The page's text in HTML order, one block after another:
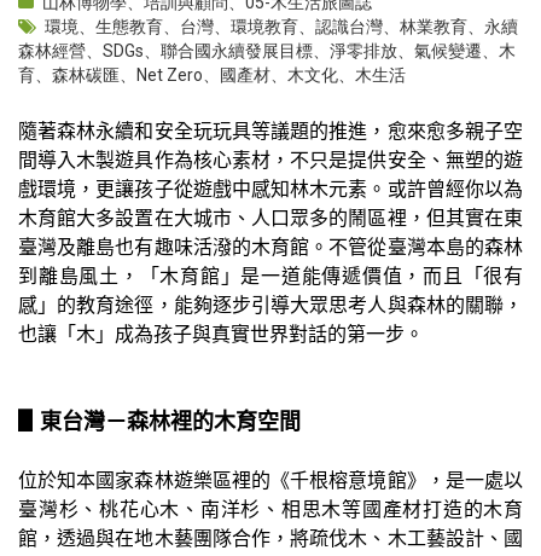
環境
生態教育 台灣 環境教育 認識台灣 林業教育
永續
森林經營
SDGs 聯合國永續發展目標 淨零排放 氣候變遷
木
育
森林碳匯 Net Zero 國產材 木文化 木生活
隨著森林永續和安全玩玩具等議題的推進，愈來愈多親子空
間導入木製遊具作為核心素材，不只是提供安全、無塑的遊
戲環境，更讓孩子從遊戲中感知林木元素。或許曾經你以為
木育館大多設置在大城市、人口眾多的鬧區裡，但其實在東
臺灣及離島也有趣味活潑的木育館。不管從臺灣本島的森林
到離島風土，「木育館」是一道能傳遞價值，而且「很有
感」的教育途徑，能夠逐步引導大眾思考人與森林的關聯，
也讓「木」成為孩子與真實世界對話的第一步。
▋東台灣－森林裡的木育空間
位於知本國家森林遊樂區裡的《千根榕意境館》，是一處以
臺灣杉、桃花心木、南洋杉、相思木等國產材打造的木育
館，透過與在地木藝團隊合作，將疏伐木、木工藝設計、國